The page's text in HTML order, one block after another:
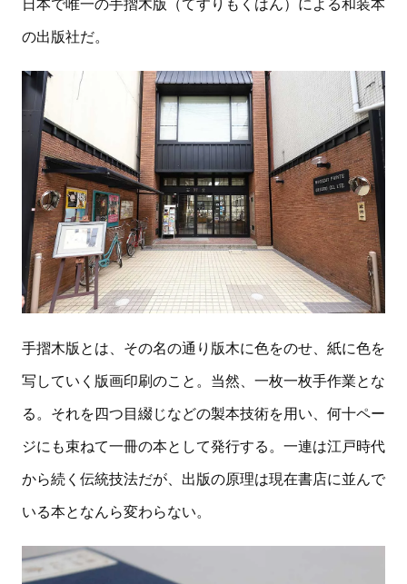
日本で唯一の手摺木版（てすりもくはん）による和装本
の出版社だ。
手摺木版とは、その名の通り版木に色をのせ、紙に色を
写していく版画印刷のこと。当然、一枚一枚手作業とな
る。それを四つ目綴じなどの製本技術を用い、何十ペー
ジにも束ねて一冊の本として発行する。一連は江戸時代
から続く伝統技法だが、出版の原理は現在書店に並んで
いる本となんら変わらない。